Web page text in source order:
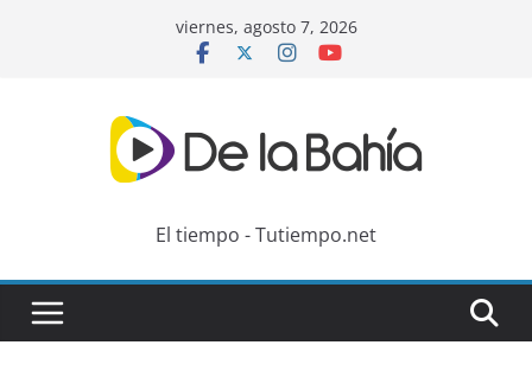
viernes, agosto 7, 2026
El tiempo - Tutiempo.net